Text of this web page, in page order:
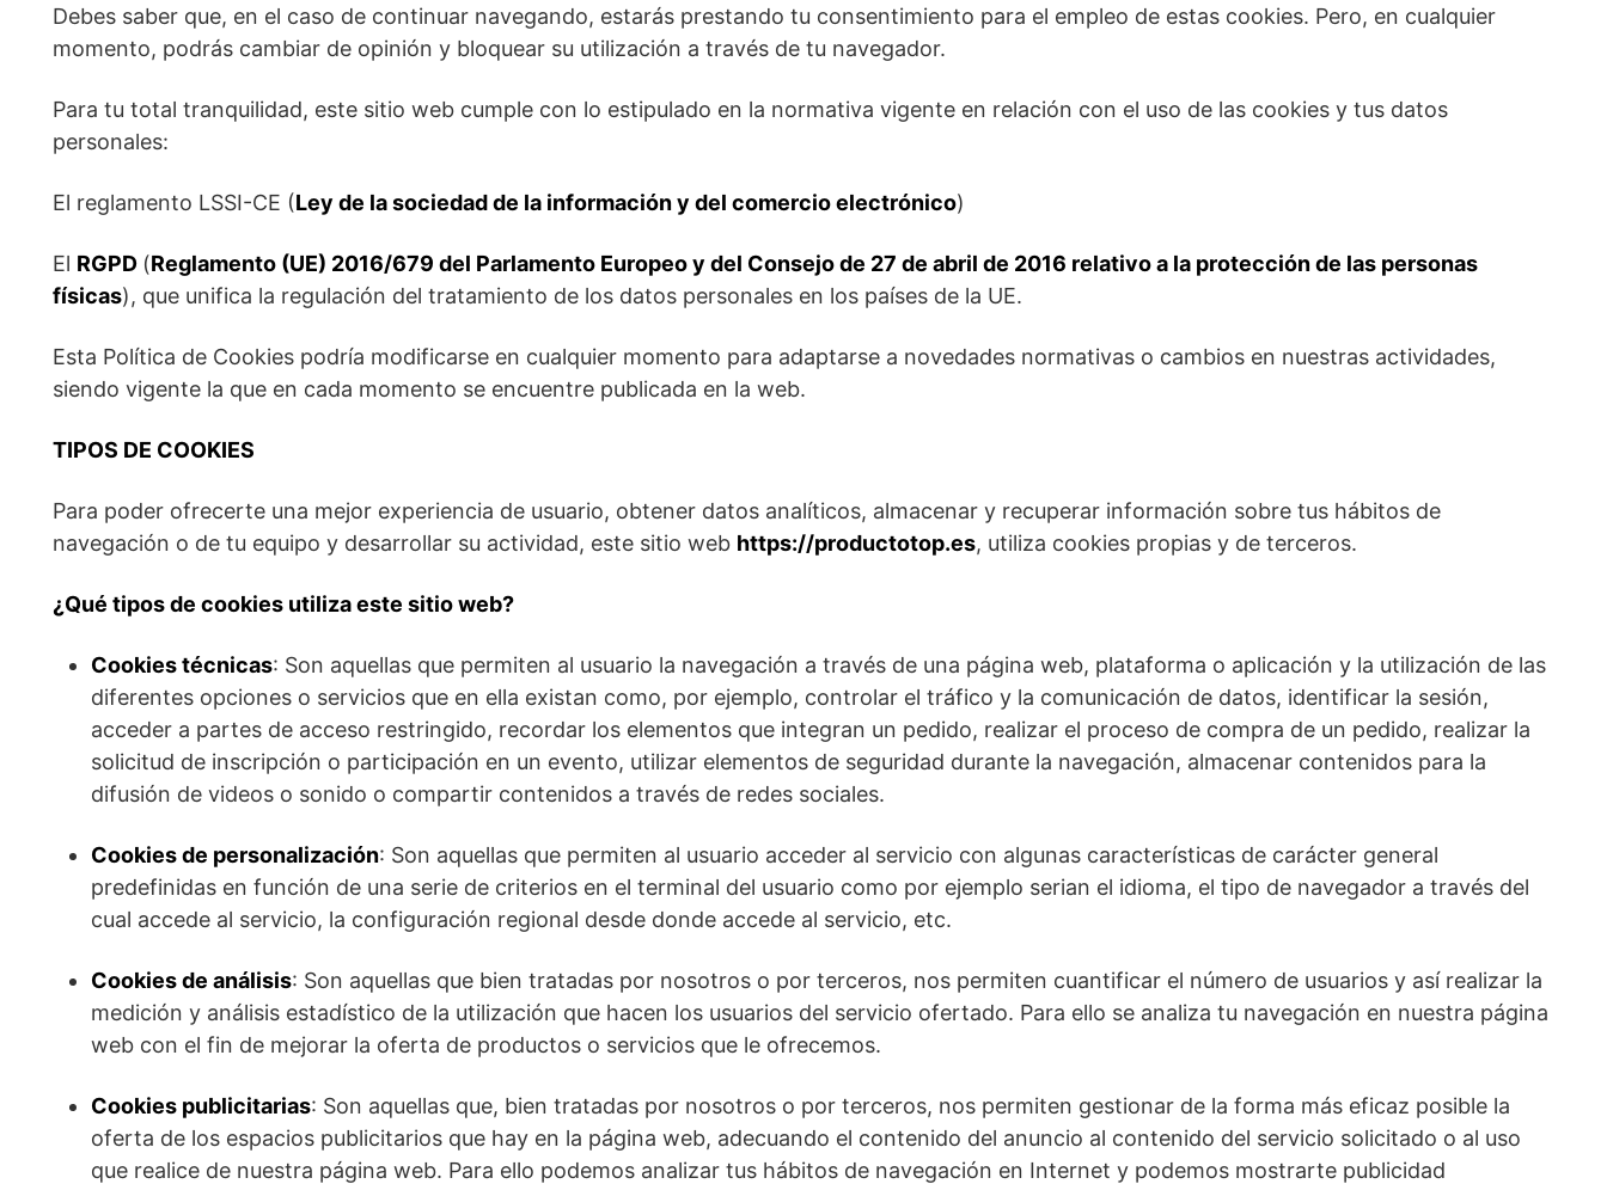
Debes saber que, en el caso de continuar navegando, estarás prestando tu consentimiento para el empleo de estas cookies. Pero, en cualquier
momento, podrás cambiar de opinión y bloquear su utilización a través de tu navegador.
Para tu total tranquilidad, este sitio web cumple con lo estipulado en la normativa vigente en relación con el uso de las cookies y tus datos
personales:
El reglamento LSSI-CE (Ley de la sociedad de la información y del comercio electrónico)
El RGPD (Reglamento (UE) 2016/679 del Parlamento Europeo y del Consejo de 27 de abril de 2016 relativo a la protección de las personas
físicas), que unifica la regulación del tratamiento de los datos personales en los países de la UE.
Esta Política de Cookies podría modificarse en cualquier momento para adaptarse a novedades normativas o cambios en nuestras actividades,
siendo vigente la que en cada momento se encuentre publicada en la web.
TIPOS DE COOKIES
Para poder ofrecerte una mejor experiencia de usuario, obtener datos analíticos, almacenar y recuperar información sobre tus hábitos de
navegación o de tu equipo y desarrollar su actividad, este sitio web https://productotop.es, utiliza cookies propias y de terceros.
¿Qué tipos de cookies utiliza este sitio web?
Cookies técnicas: Son aquellas que permiten al usuario la navegación a través de una página web, plataforma o aplicación y la utilización de las
diferentes opciones o servicios que en ella existan como, por ejemplo, controlar el tráfico y la comunicación de datos, identificar la sesión,
acceder a partes de acceso restringido, recordar los elementos que integran un pedido, realizar el proceso de compra de un pedido, realizar la
solicitud de inscripción o participación en un evento, utilizar elementos de seguridad durante la navegación, almacenar contenidos para la
difusión de videos o sonido o compartir contenidos a través de redes sociales.
Cookies de personalización: Son aquellas que permiten al usuario acceder al servicio con algunas características de carácter general
predefinidas en función de una serie de criterios en el terminal del usuario como por ejemplo serian el idioma, el tipo de navegador a través del
cual accede al servicio, la configuración regional desde donde accede al servicio, etc.
Cookies de análisis: Son aquellas que bien tratadas por nosotros o por terceros, nos permiten cuantificar el número de usuarios y así realizar la
medición y análisis estadístico de la utilización que hacen los usuarios del servicio ofertado. Para ello se analiza tu navegación en nuestra página
web con el fin de mejorar la oferta de productos o servicios que le ofrecemos.
Cookies publicitarias: Son aquellas que, bien tratadas por nosotros o por terceros, nos permiten gestionar de la forma más eficaz posible la
oferta de los espacios publicitarios que hay en la página web, adecuando el contenido del anuncio al contenido del servicio solicitado o al uso
que realice de nuestra página web. Para ello podemos analizar tus hábitos de navegación en Internet y podemos mostrarte publicidad